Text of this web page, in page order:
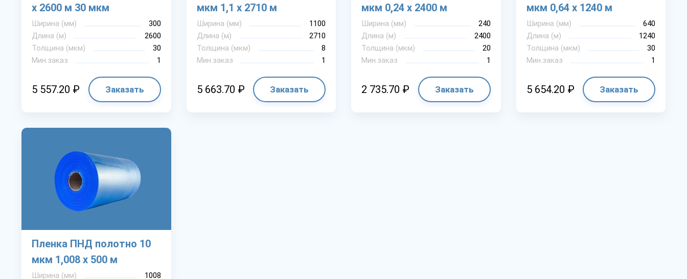
х 2600 м 30 мкм
Ширина (мм)
300
Длина (м)
2600
Толщина (мкм)
30
Мин.заказ
1
5 557.20 ₽ Заказать
мкм 1,1 х 2710 м
Ширина (мм)
1100
Длина (м)
2710
Толщина (мкм)
8
Мин.заказ
1
5 663.70 ₽ Заказать
мкм 0,24 х 2400 м
Ширина (мм)
240
Длина (м)
2400
Толщина (мкм)
20
Мин.заказ
1
2 735.70 ₽ Заказать
мкм 0,64 х 1240 м
Ширина (мм)
640
Длина (м)
1240
Толщина (мкм)
30
Мин.заказ
1
5 654.20 ₽ Заказать
Пленка ПНД полотно 10
мкм 1,008 х 500 м
Ширина (мм)
1008